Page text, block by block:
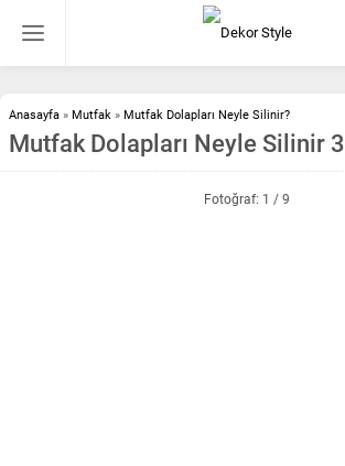
Anasayfa » Mutfak » Mutfak Dolapları Neyle Silinir?
Mutfak Dolapları Neyle Silinir 3
Fotoğraf: 1 / 9